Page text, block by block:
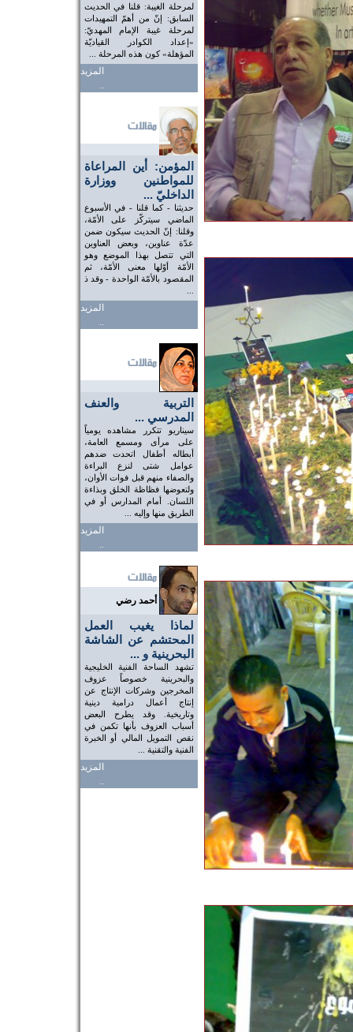
لمرحلة الغيبة: قلنا في الحديث
السابق: إنّ من أهمّ التمهيدات
لمرحلة غيبة الإمام المهديّ:
«إعداد الكوادر القياديّة
المؤهلة» كون هذه المرحلة ...
المزيد
..
المؤمن: أين المراعاة
للمواطنين ووزارة
الداخليّ ...
حديثنا - كما قلنا - في الأسبوع
الماضي سيتركّز على الأمّة،
وقلنا: إنّ الحديث سيكون ضمن
عدّة عناوين، وبعض العناوين
التي تتصل بهذا الموضع وهو
الأمّة أوّلها معنى الأمّة، ثم
المقصود بالأمّة الواحدة - وقد ذ
المزيد
..
التربية والعنف
المدرسي ...
سيناريو تتكرر مشاهده يومياً
على مرأى ومسمع العامة،
أبطاله أطفال اتحدت ضدهم
عوامل شتى لنزع البراءة
والصفاء منهم قبل فوات الأوان،
ولتعوضها فظاظة الخلق وبذاءة
اللسان. أمام المدارس أو في
الطريق منها وإليه ...
المزيد
..
أحمد رضي
لماذا يغيب العمل
المحتشم عن الشاشة
البحرينية و ...
تشهد الساحة الفنية الخليجية
والبحرينية خصوصاً عزوف
المخرجين وشركات الإنتاج عن
إنتاج أعمال درامية دينية
وتاريخية. وقد يطرح البعض
أسباب العزوف بأنها تكمن في
نقص التمويل المالي أو الخبرة
الفنية والتقنية ...
المزيد
..